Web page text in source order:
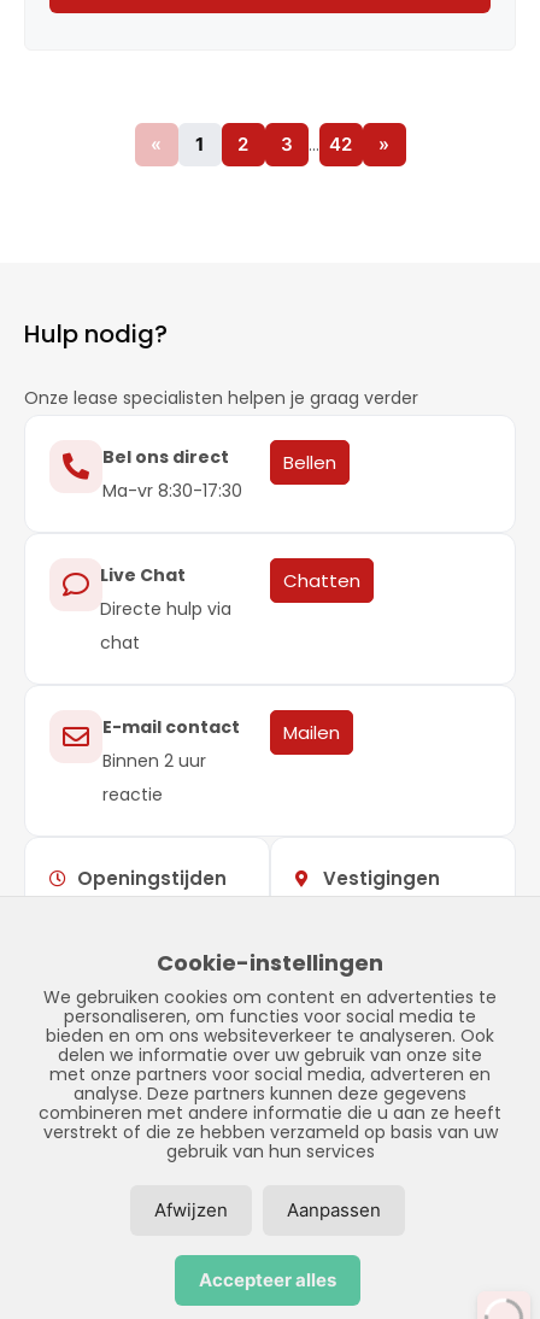
« 1 2 3 … 42 »
Hulp nodig?
Onze lease specialisten helpen je graag verder
Bel ons direct
Ma-vr 8:30-17:30
Bellen
Live Chat
Directe hulp via
chat
Chatten
E-mail contact
Binnen 2 uur
reactie
Mailen
Openingstijden
ZondagGesloten
Vestigingen
Tinnegieter 7
9502 EX Stadskanaal
© Copyright 2026 – LPFS – Privacybeleid–
Sitemap
Realisatie door: SiteOnline
Cookie-instellingen
We gebruiken cookies om content en advertenties te
personaliseren, om functies voor social media te
bieden en om ons websiteverkeer te analyseren. Ook
delen we informatie over uw gebruik van onze site
met onze partners voor social media, adverteren en
analyse. Deze partners kunnen deze gegevens
combineren met andere informatie die u aan ze heeft
verstrekt of die ze hebben verzameld op basis van uw
gebruik van hun services
Afwijzen Aanpassen
Accepteer alles